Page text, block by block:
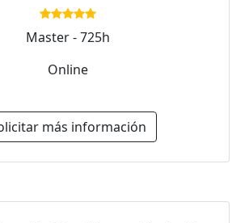
Master - 725h
Online
más información